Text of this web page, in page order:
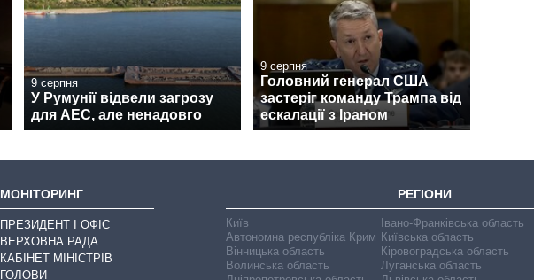
9 серпня
У Румунії відвели загрозу
для АЕС, але ненадовго
9 серпня
Головний генерал США
застеріг команду Трампа від
ескалації з Іраном
МОНІТОРИНГ
ПРЕЗИДЕНТ І ОФІС
ВЕРХОВНА РАДА
КАБІНЕТ МІНІСТРІВ
ГОЛОВИ
РЕГІОНИ
Київ
Автономна республіка Крим
Вінницька область
Волинська область
Івано-Франківська область
Київська область
Кіровоградська область
Луганська область